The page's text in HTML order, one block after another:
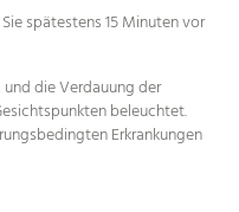
spätestens 15 Minuten vor
die Verdauung der
beleuchtet.
Erkrankungen